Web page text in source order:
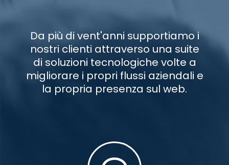
Da più di vent'anni supportiamo i
nostri clienti attraverso una suite
di soluzioni tecnologiche volte a
migliorare i propri flussi aziendali e
la propria presenza sul web.